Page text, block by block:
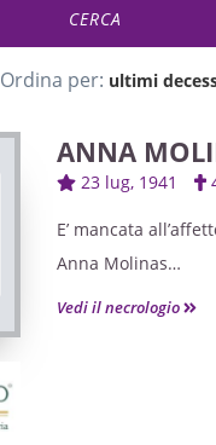
Ordina per: ultimi
ANNA
23 lug, 1941
E’ mancata
Anna Molinas
Ved. Lisca
Vedi il necrologio